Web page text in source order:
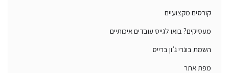
קורסים מקצועיים
מעסיקים? בואו לגייס עובדים איכותיים
השמת בוגרי ג’ון ברייס
מפת אתר